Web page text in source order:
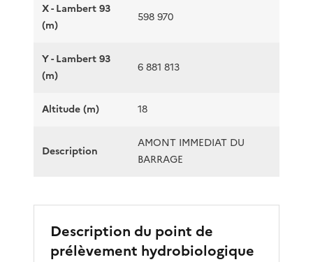
X - Lambert 93
(m)
598 970
Y - Lambert 93
(m)
6 881 813
Altitude (m) 18
Description
AMONT IMMEDIAT DU
BARRAGE
Description du point de
prélèvement hydrobiologique